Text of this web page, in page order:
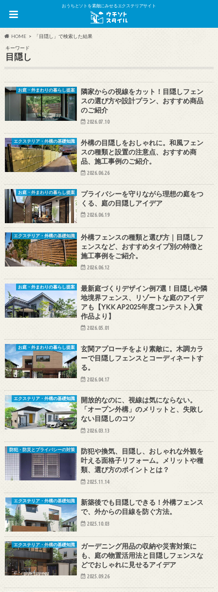
おうちとソトを素敵にみせるエクステリアサイト
HOME
「目隠し」で検索した結果
キーワード
目隠し
お庭・外まわりの暮らし提案
隣家からの視線をカット！目隠しフェン
スの選び方や設計プラン、おすすめ商品
のご紹介
2026.07.10
エクステリア・外構の基礎知識
外構の目隠しをおしゃれに。和風フェン
スの種類と設置の注意点、おすすめ商
品、施工事例のご紹介。
2026.06.26
お庭・外まわりの暮らし提案
プライバシーを守りながら理想の庭をつ
くる、庭の目隠しアイデア
2026.06.19
エクステリア・外構の基礎知識
外構フェンスの種類と選び方｜目隠しフ
ェンスなど、おすすめタイプ別の特徴と
施工事例をご紹介。
2026.06.12
お庭・外まわりの暮らし提案
最新庭づくりデザイン例7選！目隠しや隣
地境界フェンス、リゾートな庭のアイデ
アも【YKK AP2025年度コンテスト入賞
作品より】
2026.05.01
お庭・外まわりの暮らし提案
玄関アプローチをより素敵に。木調カラ
ーで目隠しフェンスとコーディネートす
る。
2026.04.17
エクステリア・外構の基礎知識
開放的なのに、視線は気にならない。
「オープン外構」のメリットと、失敗し
ない目隠しのコツ
2026.03.13
防犯・防災とプライバシーの対策
防犯や換気、目隠し、おしゃれな外観を
叶える面格子リフォーム。メリットや種
類、選び方のポイントとは？
2025.11.14
エクステリア・外構の基礎知識
新築後でも目隠しできる！外構フェンス
で、外からの目線を防ぐ方法。
2025.10.03
エクステリア・外構の基礎知識
ガーデニング用品の収納や災害対策に
も、庭の物置活用法と目隠しフェンスな
どでおしゃれに見せるアイデア
2025.09.26